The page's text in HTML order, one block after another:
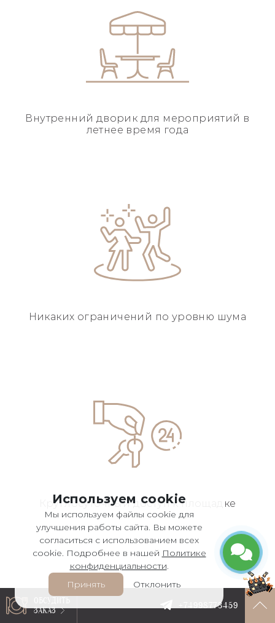
ЗАКАЗ
+74998773459
Внутренний дворик для мероприятий в
летнее время года
Никаких ограничений по уровню шума
Круглосуточныйдоступ к площадке
Используем cookie
Мы используем файлы cookie для
улучшения работы сайта. Вы можете
согласиться с использованием всех
cookie. Подробнее в нашей Политике
конфиденциальности.
Принять
Отклонить